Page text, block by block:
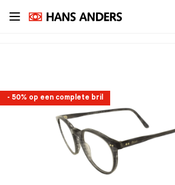
Ga
- 50% op een complete bril